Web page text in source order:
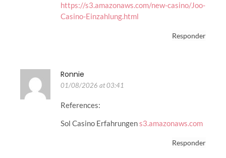
https://s3.amazonaws.com/new-casino/Joo-
Casino-Einzahlung.html
Responder
Ronnie
01/08/2026 at 03:41
References:
Sol Casino Erfahrungens3.amazonaws.com
Responder